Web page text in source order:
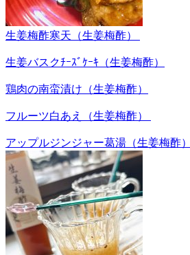
生姜梅酢寒天（生姜梅酢）
生姜バスクﾁｰｽﾞｹｰｷ（生姜梅酢）
鶏肉の南蛮漬け（生姜梅酢）
フルーツ白あえ（生姜梅酢）
アップルジンジャー葛湯（生姜梅酢）